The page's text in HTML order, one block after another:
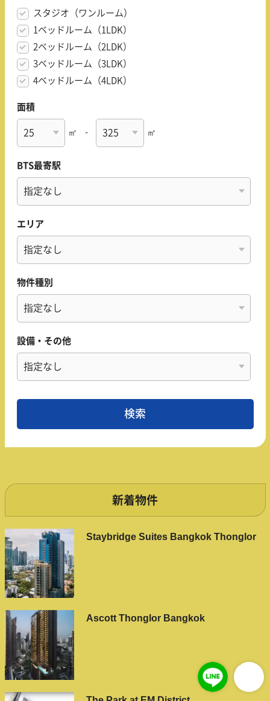
スタジオ（ワンルーム）
1ベッドルーム（1LDK）
2ベッドルーム（2LDK）
3ベッドルーム（3LDK）
4ベッドルーム（4LDK）
面積
㎡ - ㎡
BTS最寄駅
エリア
物件種別
設備・その他
新着物件
Staybridge Suites Bangkok Thonglor
Ascott Thonglor Bangkok